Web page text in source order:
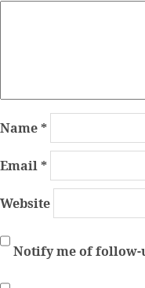
Name*
Email*
Website
Notify me of follow-